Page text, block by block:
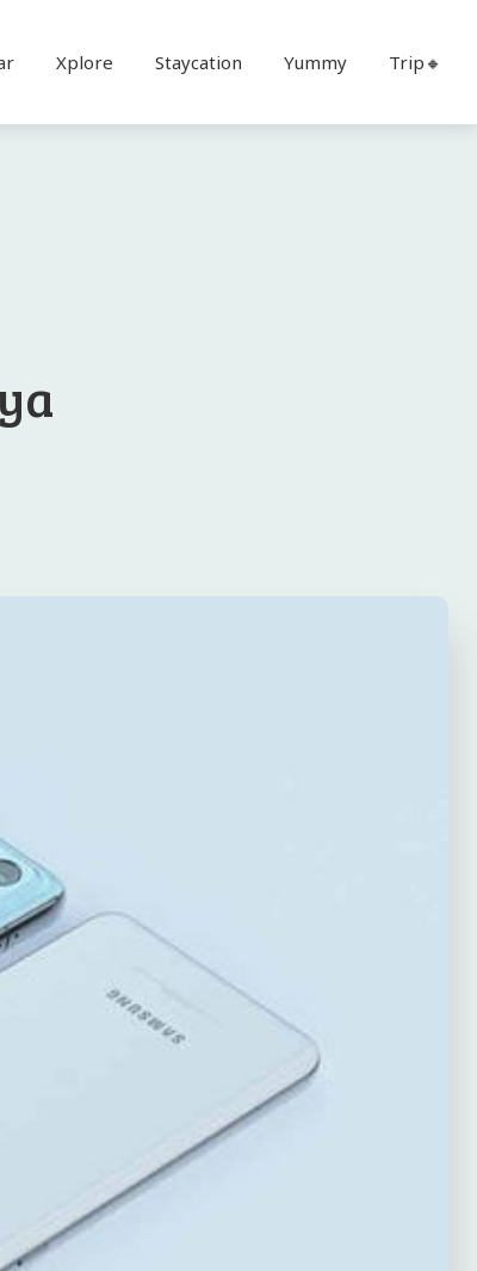
Xplore Staycation Yummy Trip🔸